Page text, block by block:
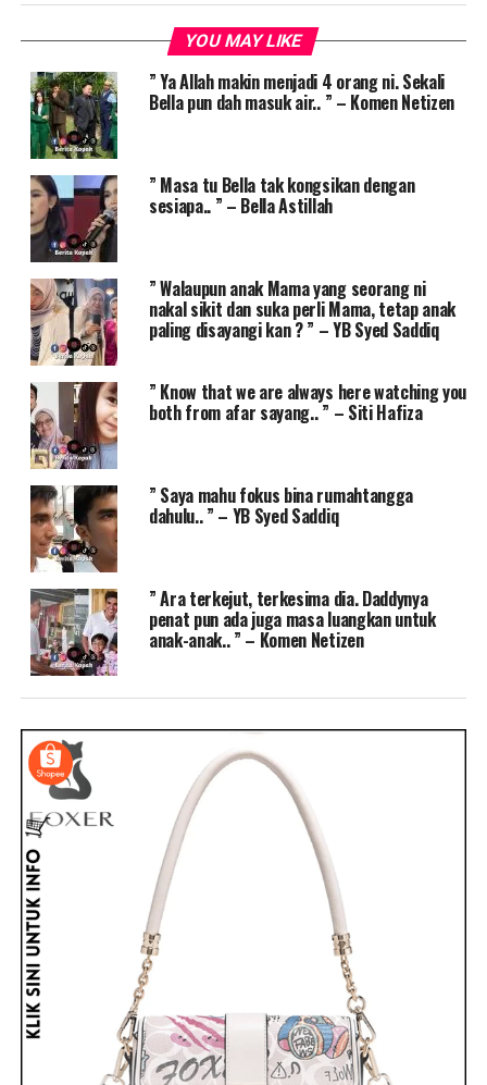
YOU MAY LIKE
” Ya Allah makin menjadi 4 orang ni. Sekali
Bella pun dah masuk air.. ” – Komen Netizen
” Masa tu Bella tak kongsikan dengan
sesiapa.. ” – Bella Astillah
” Walaupun anak Mama yang seorang ni
nakal sikit dan suka perli Mama, tetap anak
paling disayangi kan ? ” – YB Syed Saddiq
” Know that we are always here watching you
both from afar sayang.. ” – Siti Hafiza
” Saya mahu fokus bina rumahtangga
dahulu.. ” – YB Syed Saddiq
” Ara terkejut, terkesima dia. Daddynya
penat pun ada juga masa luangkan untuk
anak-anak.. ” – Komen Netizen